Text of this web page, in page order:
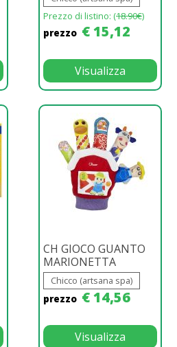
Prezzo di listino: (18.90€)
prezzo € 15,12
Visualizza
CH GIOCO GUANTO
MARIONETTA
Chicco (artsana spa)
prezzo € 14,56
Visualizza